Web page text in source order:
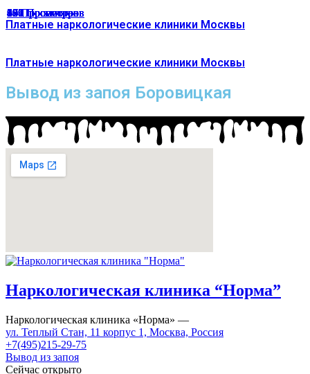
Платные наркологические клиники Москвы
Платные наркологические клиники Москвы
Вывод из запоя Боровицкая
166 Просмотров
Наркологическая клиника “Норма”
Наркологическая клиника «Норма» —
ул. Теплый Стан, 11 корпус 1, Москва, Россия
+7(495)215-29-75
Вывод из запоя
Сейчас открыто
67 Просмотров
65 Просмотров
33 Просмотра
47 Просмотров
49 Просмотров
174 Просмотра
187 Просмотров
136 Просмотров
94 Просмотра
191 Просмотр
129 Просмотров
45 Просмотров
39 Просмотров
47 Просмотров
40 Просмотров